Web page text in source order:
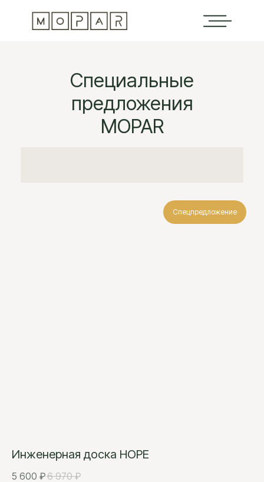
Специальные
предложения
MOPAR
Спецпредложение
Инженерная доска HOPE
5 600 ₽6 970 ₽